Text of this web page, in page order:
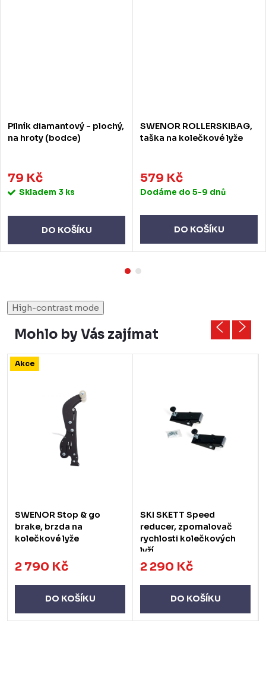
Pilník diamantový - plochý,
na hroty (bodce)
79 Kč
Skladem 3 ks
DO KOŠÍKU
SWENOR ROLLERSKIBAG,
taška na kolečkové lyže
579 Kč
Dodáme do 5-9 dnů
DO KOŠÍKU
High-contrast mode
Mohlo by Vás zajímat
Akce
SWENOR Stop & go
brake, brzda na
kolečkové lyže
2 790 Kč
DO KOŠÍKU
SKI SKETT Speed
reducer, zpomalovač
rychlosti kolečkových
lyží
2 290 Kč
DO KOŠÍKU